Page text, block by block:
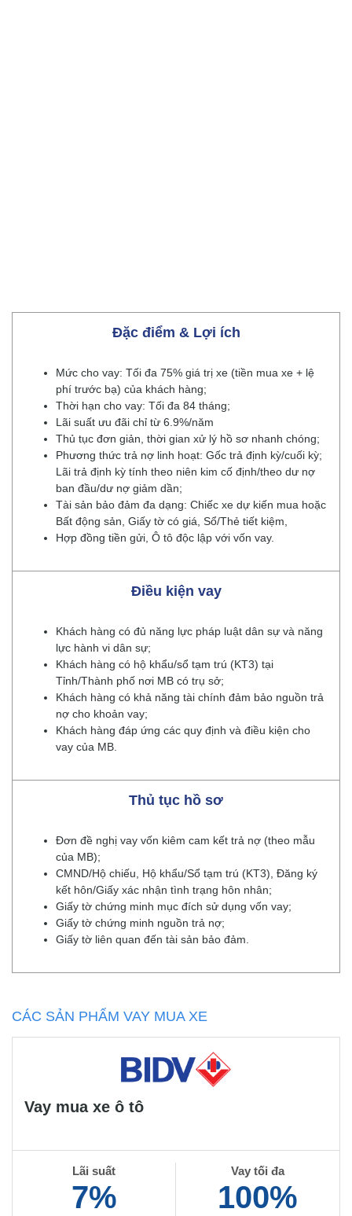
Đặc điểm & Lợi ích
Mức cho vay: Tối đa 75% giá trị xe (tiền mua xe + lệ
phí trước bạ) của khách hàng;
Thời hạn cho vay: Tối đa 84 tháng;
Lãi suất ưu đãi chỉ từ 6.9%/năm
Thủ tục đơn giản, thời gian xử lý hồ sơ nhanh chóng;
Phương thức trả nợ linh hoạt: Gốc trả định kỳ/cuối kỳ;
Lãi trả định kỳ tính theo niên kim cố định/theo dư nợ
ban đầu/dư nợ giảm dần;
Tài sản bảo đảm đa dạng: Chiếc xe dự kiến mua hoặc
Bất động sản, Giấy tờ có giá, Sổ/Thẻ tiết kiệm,
Hợp đồng tiền gửi, Ô tô độc lập với vốn vay.
Điều kiện vay
Khách hàng có đủ năng lực pháp luật dân sự và năng
lực hành vi dân sự;
Khách hàng có hộ khẩu/sổ tạm trú (KT3) tại
Tỉnh/Thành phố nơi MB có trụ sở;
Khách hàng có khả năng tài chính đảm bảo nguồn trả
nợ cho khoản vay;
Khách hàng đáp ứng các quy định và điều kiện cho
vay của MB.
Thủ tục hồ sơ
Đơn đề nghị vay vốn kiêm cam kết trả nợ (theo mẫu
của MB);
CMND/Hộ chiếu, Hộ khẩu/Sổ tạm trú (KT3), Đăng ký
kết hôn/Giấy xác nhận tình trạng hôn nhân;
Giấy tờ chứng minh mục đích sử dụng vốn vay;
Giấy tờ chứng minh nguồn trả nợ;
Giấy tờ liên quan đến tài sản bảo đảm.
CÁC SẢN PHẨM VAY MUA XE
Vay mua xe ô tô
Lãi suất
7%
Vay tối đa
100%